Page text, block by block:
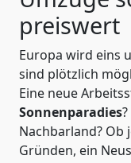
preiswert
Europa wird eins
sind plötzlich
Eine neue
Sonnenparadies
Nachbarland?
Gründen, ein